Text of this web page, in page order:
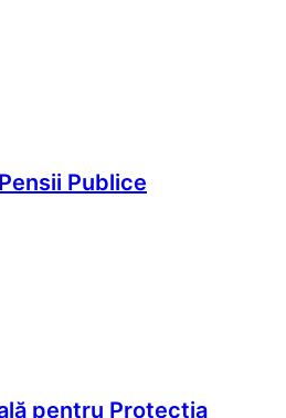
Publice
pentru Protecția